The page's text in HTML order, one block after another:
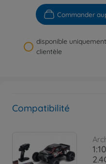
Commander
disponible
clientèle
Compatibilité